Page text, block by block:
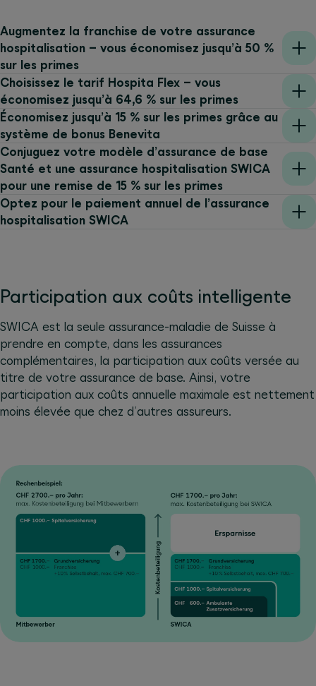
Augmentez la franchise de votre assurance
hospitalisation – vous économisez jusqu’à 50 %
sur les primes
Choisissez le tarif Hospita Flex – vous
économisez jusqu’à 64,6 % sur les primes
Économisez jusqu’à 15 % sur les primes grâce au
système de bonus Benevita
Conjuguez votre modèle d’assurance de base
Santé et une assurance hospitalisation SWICA
pour une remise de 15 % sur les primes
Optez pour le paiement annuel de l’assurance
hospitalisation SWICA
Participation aux coûts intelligente
SWICA est la seule assurance-maladie de Suisse à
prendre en compte, dans les assurances
complémentaires, la participation aux coûts versée au
titre de votre assurance de base. Ainsi, votre
participation aux coûts annuelle maximale est nettement
moins élevée que chez d’autres assureurs.